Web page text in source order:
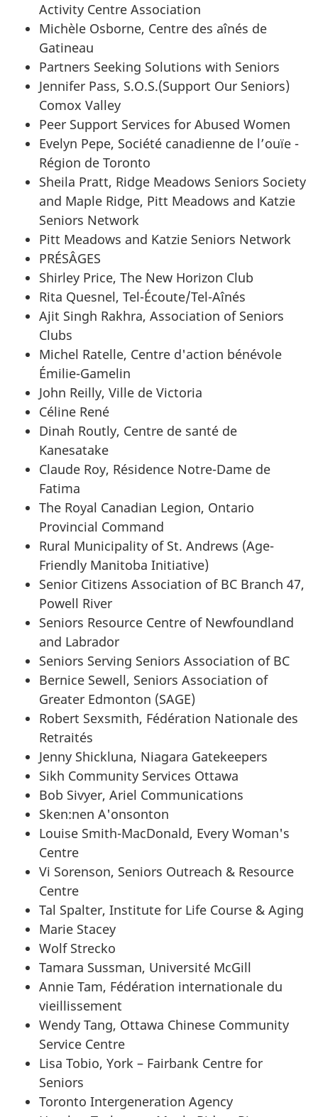
Activity Centre Association
Michèle Osborne, Centre des aînés de
Gatineau
Partners Seeking Solutions with Seniors
Jennifer Pass, S.O.S.(Support Our Seniors)
Comox Valley
Peer Support Services for Abused Women
Evelyn Pepe, Société canadienne de l’ouïe -
Région de Toronto
Sheila Pratt, Ridge Meadows Seniors Society
and Maple Ridge, Pitt Meadows and Katzie
Seniors Network
Pitt Meadows and Katzie Seniors Network
PRÉSÂGES
Shirley Price, The New Horizon Club
Rita Quesnel, Tel-Écoute/Tel-Aînés
Ajit Singh Rakhra, Association of Seniors
Clubs
Michel Ratelle, Centre d'action bénévole
Émilie-Gamelin
John Reilly, Ville de Victoria
Céline René
Dinah Routly, Centre de santé de
Kanesatake
Claude Roy, Résidence Notre-Dame de
Fatima
The Royal Canadian Legion, Ontario
Provincial Command
Rural Municipality of St. Andrews (Age-
Friendly Manitoba Initiative)
Senior Citizens Association of BC Branch 47,
Powell River
Seniors Resource Centre of Newfoundland
and Labrador
Seniors Serving Seniors Association of BC
Bernice Sewell, Seniors Association of
Greater Edmonton (SAGE)
Robert Sexsmith, Fédération Nationale des
Retraités
Jenny Shickluna, Niagara Gatekeepers
Sikh Community Services Ottawa
Bob Sivyer, Ariel Communications
Sken:nen A'onsonton
Louise Smith-MacDonald, Every Woman's
Centre
Vi Sorenson, Seniors Outreach & Resource
Centre
Tal Spalter, Institute for Life Course & Aging
Marie Stacey
Wolf Strecko
Tamara Sussman, Université McGill
Annie Tam, Fédération internationale du
vieillissement
Wendy Tang, Ottawa Chinese Community
Service Centre
Lisa Tobio, York – Fairbank Centre for
Seniors
Toronto Intergeneration Agency